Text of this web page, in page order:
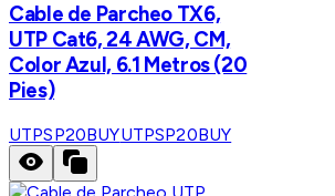
Cable de Parcheo TX6,
UTP Cat6, 24 AWG, CM,
Color Azul, 6.1 Metros (20
Pies)
UTPSP20BUYUTPSP20BUY